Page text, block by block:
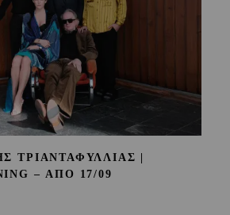
ΤΡΙΑΝΤΑΦΥΛΛΙΑΣ |
– ΑΠΟ 17/09